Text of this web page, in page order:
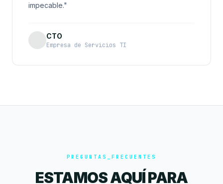
impecable."
CTO
Empresa de Servicios TI
PREGUNTAS_FRECUENTES
ESTAMOS AQUÍ PARA